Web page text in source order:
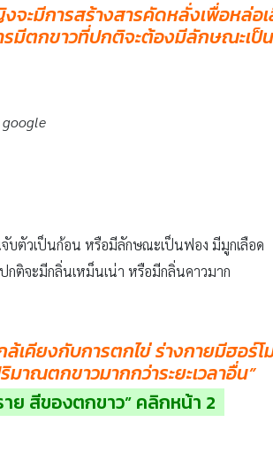
ะมีการสร้างสารคัดหลั่งเพื่อหล่อ
มีตกขาวที่ปกติจะต้องมีลักษณะเป็
บตัวเป็นก้อน หรือมีลักษณะเป็นฟอง มีมูกเลือด
ติจะมีกลิ่นเหม็นเน่า หรือมีกลิ่นคาวมาก
ล้เคียงกับการตกไข่ ร่างกายมีฮอร์โ
าณตกขาวมากกว่าระยะเวลาอื่น”
ย สีของตกขาว” คลิกหน้า 2